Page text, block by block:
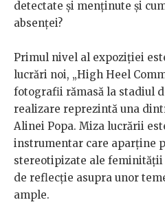
detectate și menținute și
absenței?
Primul nivel al expoziției
lucrări noi, „High Heel
fotografii rămasă la stadiul
realizare reprezintă una
Alinei Popa. Miza lucrării
instrumentar care aparține
stereotipizate ale feminității
de reflecție asupra unor
ample.